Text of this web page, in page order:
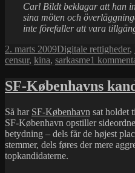
Carl Bildt beklagar att han
sina möten och
inte förefaller att vara
Udgivet
i
2. marts 2009Kategorier
Digitale rettigheder,
censur, kina, sarkasme1
SF-Københavns
Så har SF-København sat holdet
SF-København opstiller
betydning – dels får de højest
stemmer, dels føres der mere
topkandidaterne.